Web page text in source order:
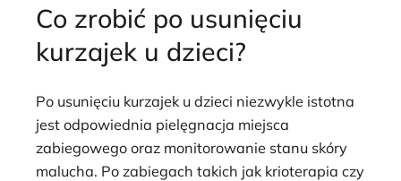
Co zrobić po usunięciu
kurzajek u dzieci?
Po usunięciu kurzajek u dzieci niezwykle istotna
jest odpowiednia pielęgnacja miejsca
zabiegowego oraz monitorowanie stanu skóry
malucha. Po zabiegach takich jak krioterapia czy